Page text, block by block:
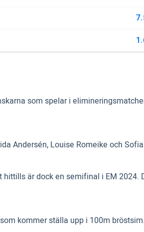
som spelar i
Andersén, Louise Romeike och
är dock en semifinal i EM
kommer ställa upp i 100m